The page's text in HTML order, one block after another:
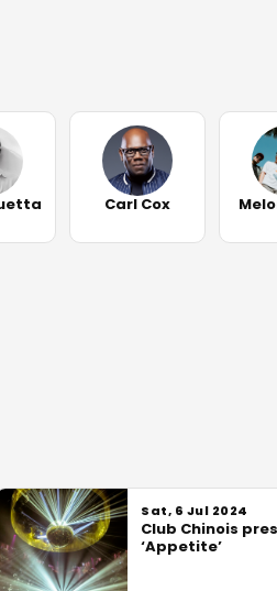
Carl Cox
Sat, 6 Jul 2024
Club Chinois
‘Appetite’